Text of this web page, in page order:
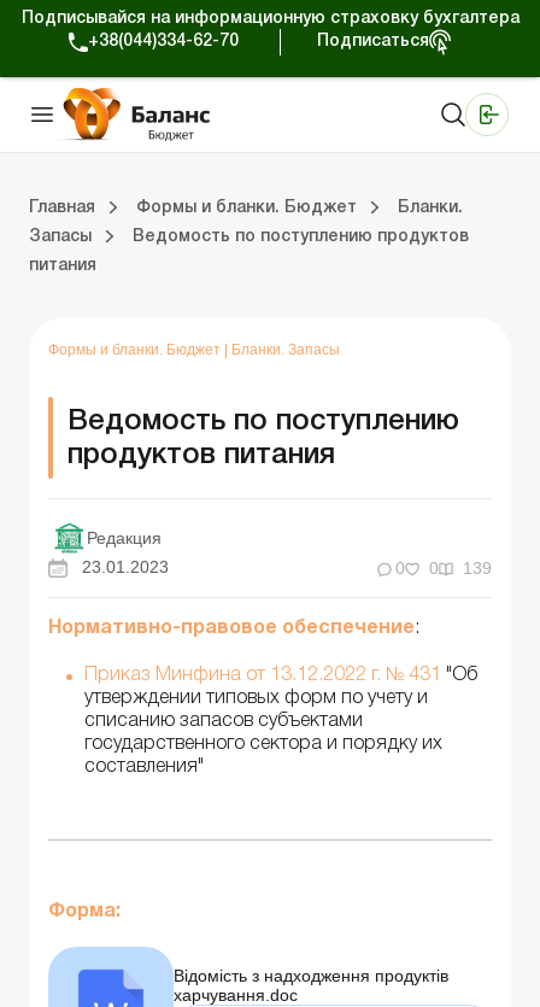
Подписывайся на информационную страховку бухгалтера
+38(044)334-62-70
Подписаться
Главная Формы и бланки. Бюджет
Бланки.
Запасы
Ведомость по поступлению продуктов
питания
Формы и бланки. Бюджет Бланки. Запасы
Ведомость по поступлению
продуктов питания
Редакция
23.01.2023
0 0 139
Нормативно-правовое обеспечение :
Приказ Минфина от 13.12.2022 г. № 431
"Об
утверждении типовых форм по учету и
списанию запасов субъектами
государственного сектора и порядку их
составления"
Форма:
Відомість з надходження продуктів
харчування.doc